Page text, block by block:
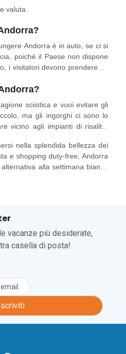
valuta.
Andorra è in auto, se ci si
poiché il Paese non dispone
i visitatori devono prendere un
sciistica e vuoi evitare gli
ma gli ingorghi ci sono lo
vicino agli impianti di risalita.
di risalita di Grandvalira, con
per raggiungerti a casa.
nella splendida bellezza dei
e shopping duty-free, Andorra
alla settimana bianca
vacanze più desiderate,
casella di posta!
Iscriviti